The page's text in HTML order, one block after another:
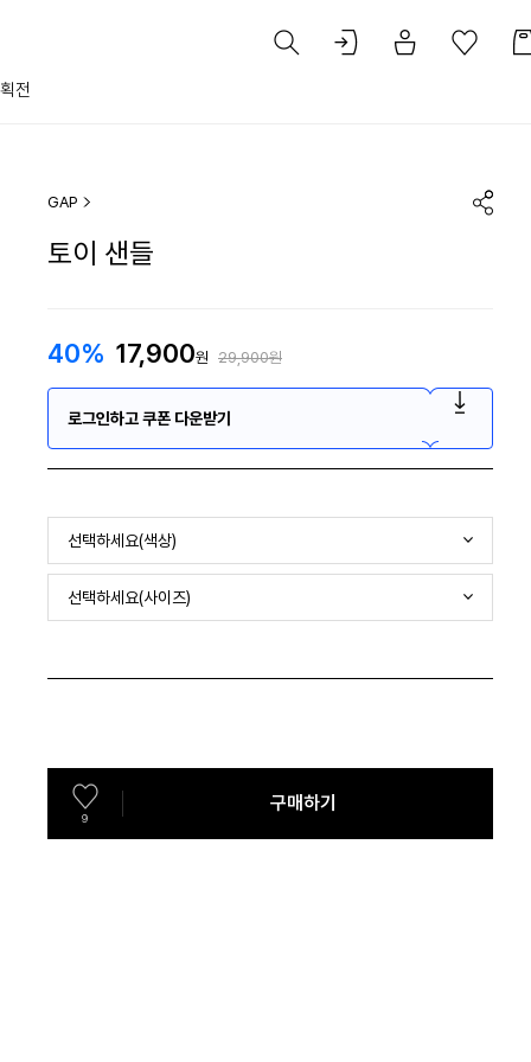
전
GAP
토이 샌들
40% 17,900원 29,900원
로그인하고 쿠폰 다운받기
선택하세요(색상)
선택하세요(사이즈)
9
구매하기